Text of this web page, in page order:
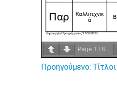
Page 1 / 8
Προηγούμενο: